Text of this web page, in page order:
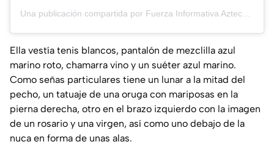
Una publicación compartida por Fuerza Informativa Azteca (@aztecanoticias)
Ella vestía tenis blancos, pantalón de mezclilla azul
marino roto, chamarra vino y un suéter azul marino.
Como señas particulares tiene un lunar a la mitad del
pecho, un tatuaje de una oruga con mariposas en la
pierna derecha, otro en el brazo izquierdo con la imagen
de un rosario y una virgen, así como uno debajo de la
nuca en forma de unas alas.